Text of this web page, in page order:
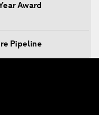
Award
Pipeline